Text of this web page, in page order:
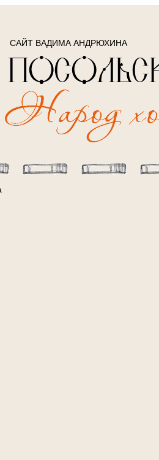
САЙТ ВАДИМА АНДРЮХИНА